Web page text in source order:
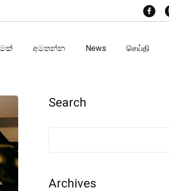
අමතන්න News செய்தி
Search
Archives